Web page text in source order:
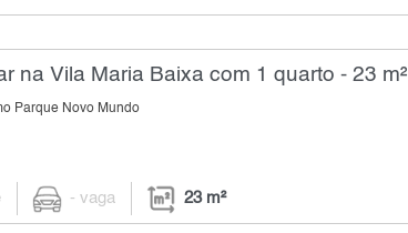
na Vila Maria Baixa com 1 quarto - 23 m²
Parque Novo Mundo
- vaga 23 m²